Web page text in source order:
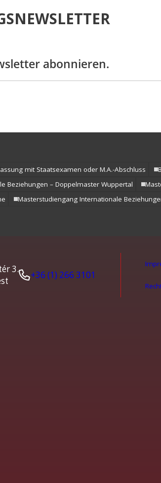
abonnieren.
mit Staatsexamen oder M.A.-Abschluss
Beziehungen – Doppelmaster Wuppertal
Masterstudiengang Internationale
3.
+36 (1) 266 3101